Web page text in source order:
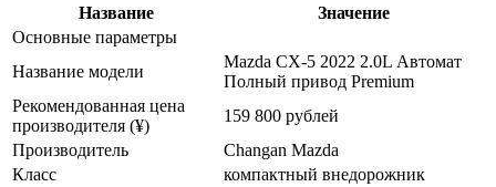
Название
Значение
Основные параметры
Название модели
Mazda CX-5 2022 2.0L Автомат
Полный привод Premium
Рекомендованная цена
производителя (¥)
159 800 рублей
Производитель
Changan Mazda
Класс
компактный внедорожник